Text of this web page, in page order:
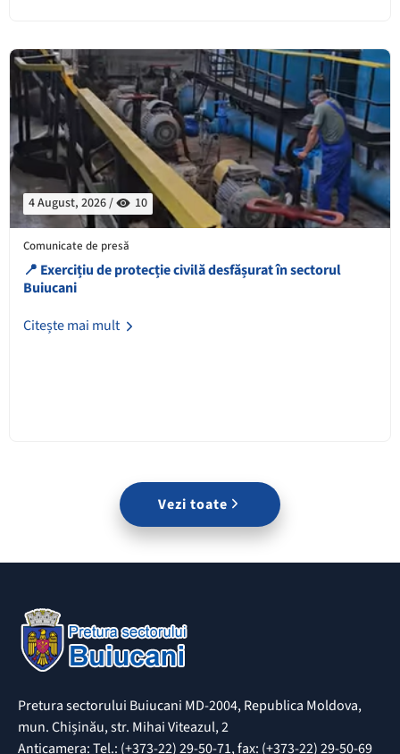
4 August, 2026 / 10
Comunicate de presă
📍 Exercițiu de protecție civilă desfășurat în sectorul
Buiucani
Citește mai mult
Vezi toate
Pretura sectorului Buiucani MD-2004, Republica Moldova,
mun. Chișinău, str. Mihai Viteazul, 2
Anticamera: Tel.: (+373-22) 29-50-71, fax: (+373-22) 29-50-69